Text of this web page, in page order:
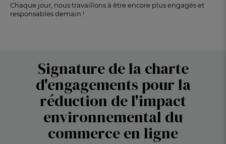
Chaque jour, nous travaillons à être encore plus engagés et
responsables demain !
Signature de la charte
d'engagements pour la
réduction de l'impact
environnemental du
commerce en ligne